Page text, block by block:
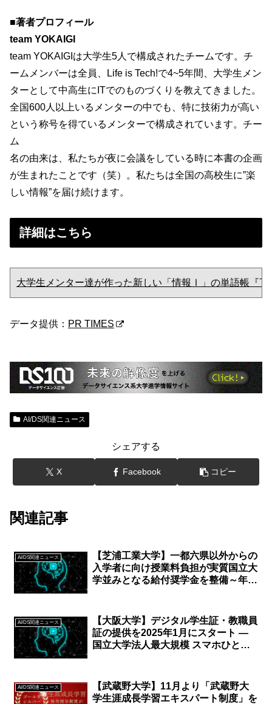
■著者プロフィール
team YOKAIGI
team YOKAIGIは大学生5人で構成されたチームです。チ
ームメンバーは全員、Life is Tech!で4~5年間、大学生メン
ターとして中高生にITでのものづくりを教えてきました。
全国600人以上いるメンターの中でも、特に技術力が高い
という称号を得ているメンターで構成されています。チー
ム
名の由来は、私たちが夜に会議をしている時に本書の企画
が生まれたことです（笑）。私たちは全国の高校生に”楽
しい情報”を届け続けます。
詳細はこちら
大学生メンター達が作った新しい「情報Ⅰ」の単語帳『
データ提供： PR TIMES
AI/DS関連ニュース
シェアする
X Facebook コピー
関連記事
AI/DS関連ニュース
【芝浦工業大学】一都六県以外からの
入学者に向け授業料負担が実質国立大
学並みとなる給付奨学金を整備～年間
AI/DS関連ニュース
【大阪大学】デジタル学生証・教職員
証の提供を2025年1月にスタート ―
国立大学法人最大規模 スマホひとつ
AI/DS関連ニュース
【武蔵野大学】11月より「武蔵野大
学生涯成長学習エキスパート制度」を